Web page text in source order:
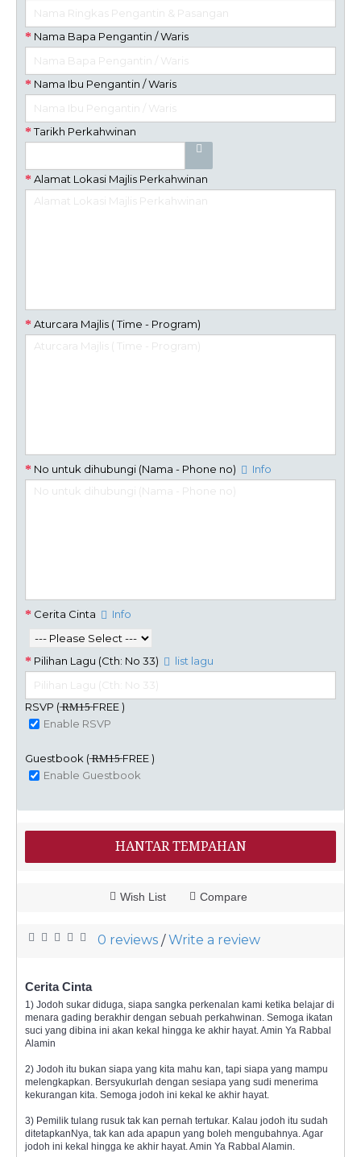
Nama Bapa Pengantin / Waris
Nama Ibu Pengantin / Waris
Tarikh Perkahwinan
Alamat Lokasi Majlis Perkahwinan
Aturcara Majlis ( Time - Program)
No untuk dihubungi (Nama - Phone no) Info
Cerita Cinta Info
Pilihan Lagu (Cth: No 33) list lagu
RSVP ( ̶R̶M̶1̶5̶ FREE )
Enable RSVP
Guestbook ( ̶R̶M̶1̶5̶ FREE )
Enable Guestbook
HANTAR TEMPAHAN
Wish List Compare
0 reviews /Write a review
Cerita Cinta
1) Jodoh sukar diduga, siapa sangka perkenalan kami ketika belajar di
menara gading berakhir dengan sebuah perkahwinan. Semoga ikatan
suci yang dibina ini akan kekal hingga ke akhir hayat. Amin Ya Rabbal
Alamin
2) Jodoh itu bukan siapa yang kita mahu kan, tapi siapa yang mampu
melengkapkan. Bersyukurlah dengan sesiapa yang sudi menerima
kekurangan kita. Semoga jodoh ini kekal ke akhir hayat.
3) Pemilik tulang rusuk tak kan pernah tertukar. Kalau jodoh itu sudah
ditetapkanNya, tak kan ada apapun yang boleh mengubahnya. Agar
jodoh ini kekal hingga ke akhir hayat. Amin Ya Rabbal Alamin.